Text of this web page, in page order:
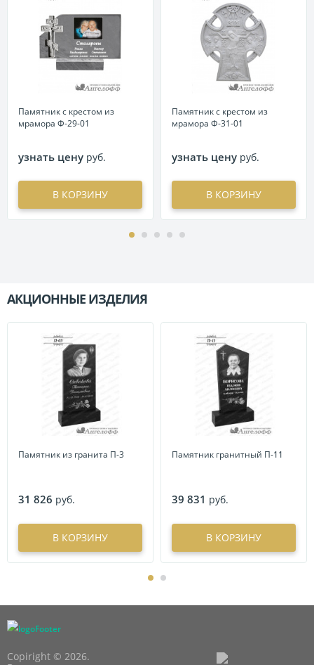
Памятник с крестом из
мрамора Ф-29-01
узнать цену руб.
В КОРЗИНУ
Памятник с крестом из
мрамора Ф-31-01
узнать цену руб.
В КОРЗИНУ
АКЦИОННЫЕ ИЗДЕЛИЯ
Памятник из гранита П-3
31 826 руб.
В КОРЗИНУ
Памятник гранитный П-11
39 831 руб.
В КОРЗИНУ
Copiright © 2026.